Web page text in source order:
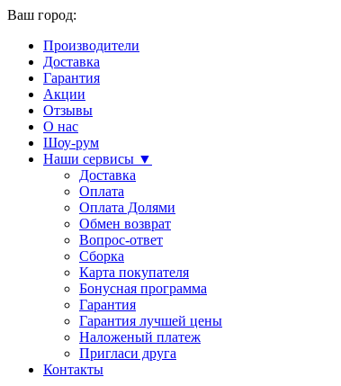
Ваш город:
Производители
Доставка
Гарантия
Акции
Отзывы
О нас
Шоу-рум
Наши сервисы ▼
Доставка
Оплата
Оплата Долями
Обмен возврат
Вопрос-ответ
Сборка
Карта покупателя
Бонусная программа
Гарантия
Гарантия лучшей цены
Наложеный платеж
Пригласи друга
Контакты